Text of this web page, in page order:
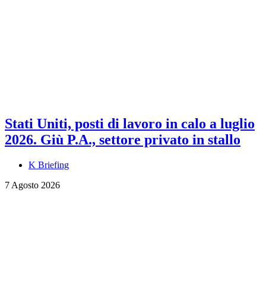
Stati Uniti, posti di lavoro in calo a luglio
2026. Giù P.A., settore privato in stallo
K Briefing
7 Agosto 2026